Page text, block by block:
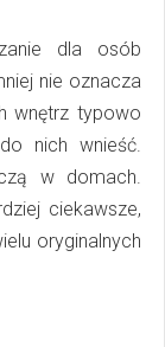
dla osób
nie oznacza
wnętrz typowo
nich wnieść.
w domach.
ciekawsze,
oryginalnych